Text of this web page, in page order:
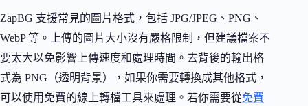
ZapBG 支援常見的圖片格式，包括 JPG/JPEG、PNG、
WebP 等。上傳的圖片大小沒有嚴格限制，但建議檔案不
要太大以免影響上傳速度和處理時間。去背後的輸出格
式為 PNG（透明背景），如果你需要轉換成其他格式，
可以使用免費的線上轉檔工具來處理。若你需要從免費